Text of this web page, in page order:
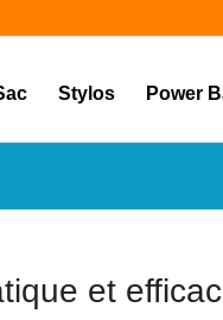
Stylos Power
et